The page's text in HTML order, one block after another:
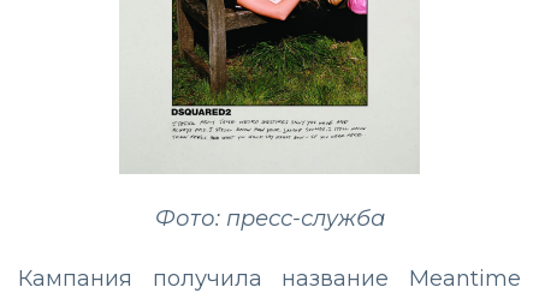
Фото: пресс-служба
Кампания получила название Meantime